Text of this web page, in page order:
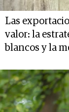
Las
valor: la
blancos y la